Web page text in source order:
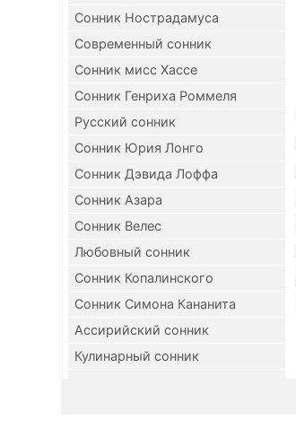
Сонник Нострадамуса
Современный сонник
Сонник мисс Хассе
Сонник Генриха Роммеля
Русский сонник
Сонник Юрия Лонго
Сонник Дэвида Лоффа
Сонник Азара
Сонник Велес
Любовный сонник
Сонник Копалинского
Сонник Симона Кананита
Ассирийский сонник
Кулинарный сонник